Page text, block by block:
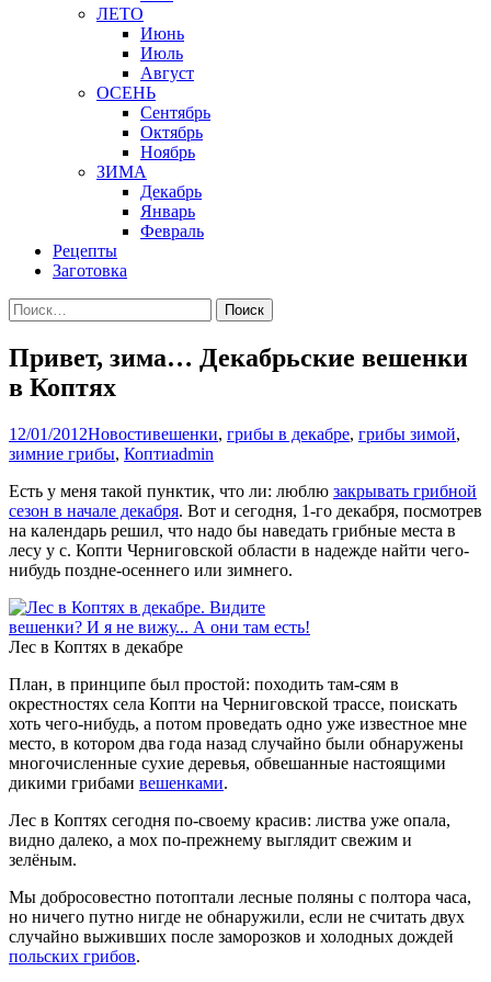
ЛЕТО
Июнь
Июль
Август
ОСЕНЬ
Сентябрь
Октябрь
Ноябрь
ЗИМА
Декабрь
Январь
Февраль
Рецепты
Заготовка
Найти:
Привет, зима… Декабрьские вешенки
в Коптях
12/01/2012Новостивешенки, грибы в декабре, грибы зимой,
зимние грибы, Коптиadmin
Есть у меня такой пунктик, что ли: люблю закрывать грибной
сезон в начале декабря. Вот и сегодня, 1-го декабря, посмотрев
на календарь решил, что надо бы наведать грибные места в
лесу у с. Копти Черниговской области в надежде найти чего-
нибудь поздне-осеннего или зимнего.
Лес в Коптях в декабре
План, в принципе был простой: походить там-сям в
окрестностях села Копти на Черниговской трассе, поискать
хоть чего-нибудь, а потом проведать одно уже известное мне
место, в котором два года назад случайно были обнаружены
многочисленные сухие деревья, обвешанные настоящими
дикими грибами вешенками.
Лес в Коптях сегодня по-своему красив: листва уже опала,
видно далеко, а мох по-прежнему выглядит свежим и
зелёным.
Мы добросовестно потоптали лесные поляны с полтора часа,
но ничего путно нигде не обнаружили, если не считать двух
случайно выживших после заморозков и холодных дождей
польских грибов.